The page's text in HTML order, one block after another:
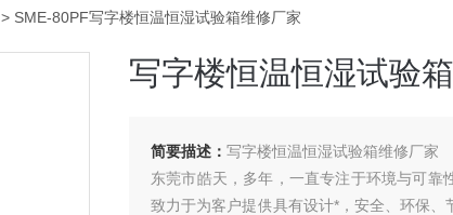
> SME-80PF写字楼恒温恒湿试验箱维修厂家
写字楼恒温恒湿试验
简要描述： 写字楼恒温恒湿试验箱维修厂家
东莞市皓天，多年，一直专注于环境与可靠
致力于为客户提供具有设计*，安全、环保